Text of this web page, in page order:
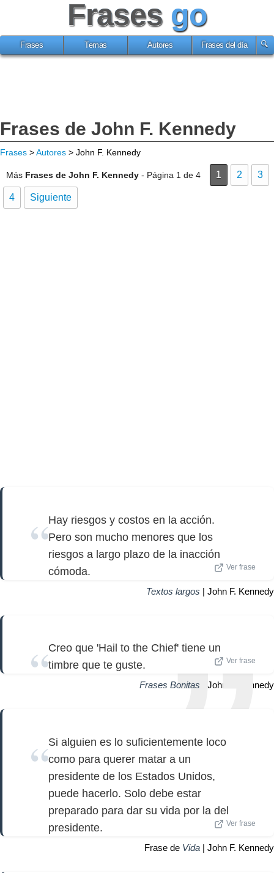
Frases go
Frases Temas Autores Frases del día
Frases de John F. Kennedy
Frases >Autores > John F. Kennedy
Más Frases de John F. Kennedy - Página 1 de 4 1 2 3
4 Siguiente
Hay riesgos y costos en la acción.
Pero son mucho menores que los
riesgos a largo plazo de la inacción
cómoda.
Ver frase
Textos largos | John F. Kennedy
Creo que 'Hail to the Chief' tiene un
timbre que te guste.
Ver frase
Frases Bonitas | John F. Kennedy
Si alguien es lo suficientemente loco
como para querer matar a un
presidente de los Estados Unidos,
puede hacerlo. Solo debe estar
preparado para dar su vida por la del
presidente.
Ver frase
Frase de Vida | John F. Kennedy